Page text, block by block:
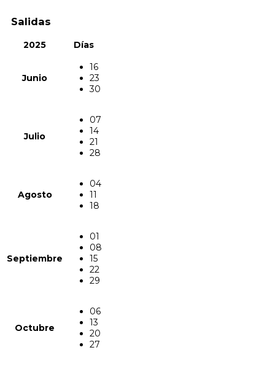
Salidas
2025 Días
Junio
16
23
30
Julio
07
14
21
28
Agosto
04
11
18
Septiembre
01
08
15
22
29
Octubre
06
13
20
27